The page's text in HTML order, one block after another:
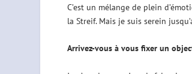
C’est un mélange de plein
la Streif. Mais je suis serein
Arrivez-vous à vous fixer un